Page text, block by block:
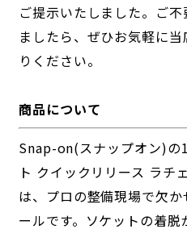
ご提示いたしました。ご
ましたら、ぜひお気軽に
りください。
商品について
Snap-on(スナップオン)の
ト クイックリリース ラチ
は、プロの整備現場で欠
ールです。ソケットの着